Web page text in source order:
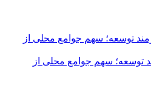
توسعه؛ سهم جوامع محلی از